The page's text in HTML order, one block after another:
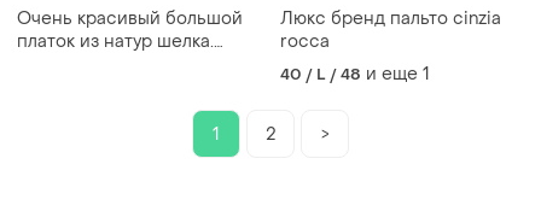
Очень красивый большой
платок из натур шелка.
Люкс бренд пальто cinzia
rocca
40 / L / 48 и еще 1
1 2 >